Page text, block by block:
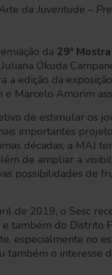
da Juventude –
da 29ª
Okuda
a edição da
e Marcelo Amorim
de estimular os
importantes
décadas, a MAJ
de ampliar a
possibilidades de
de 2019, o Sesc
também do Distrito
especialmente no
também o interesse